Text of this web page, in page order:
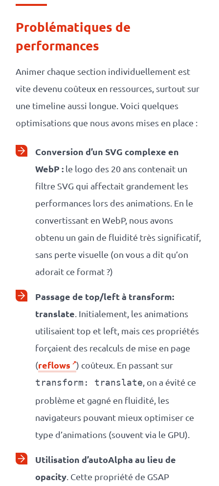
Problématiques de
performances
Animer chaque section individuellement est
vite devenu coûteux en ressources, surtout sur
une timeline aussi longue. Voici quelques
optimisations que nous avons mises en place :
Conversion d’un SVG complexe en
WebP : le logo des 20 ans contenait un
filtre SVG qui affectait grandement les
performances lors des animations. En le
convertissant en WebP, nous avons
obtenu un gain de fluidité très significatif,
sans perte visuelle (on vous a dit qu’on
adorait ce format ?)
Passage de top/left à transform:
translate . Initialement, les animations
utilisaient top et left, mais ces propriétés
forçaient des recalculs de mise en page
(reflows ) coûteux. En passant sur
transform: translate , on a évité ce
problème et gagné en fluidité, les
navigateurs pouvant mieux optimiser ce
type d’animations (souvent via le GPU).
Utilisation d’autoAlpha au lieu de
opacity . Cette propriété de GSAP